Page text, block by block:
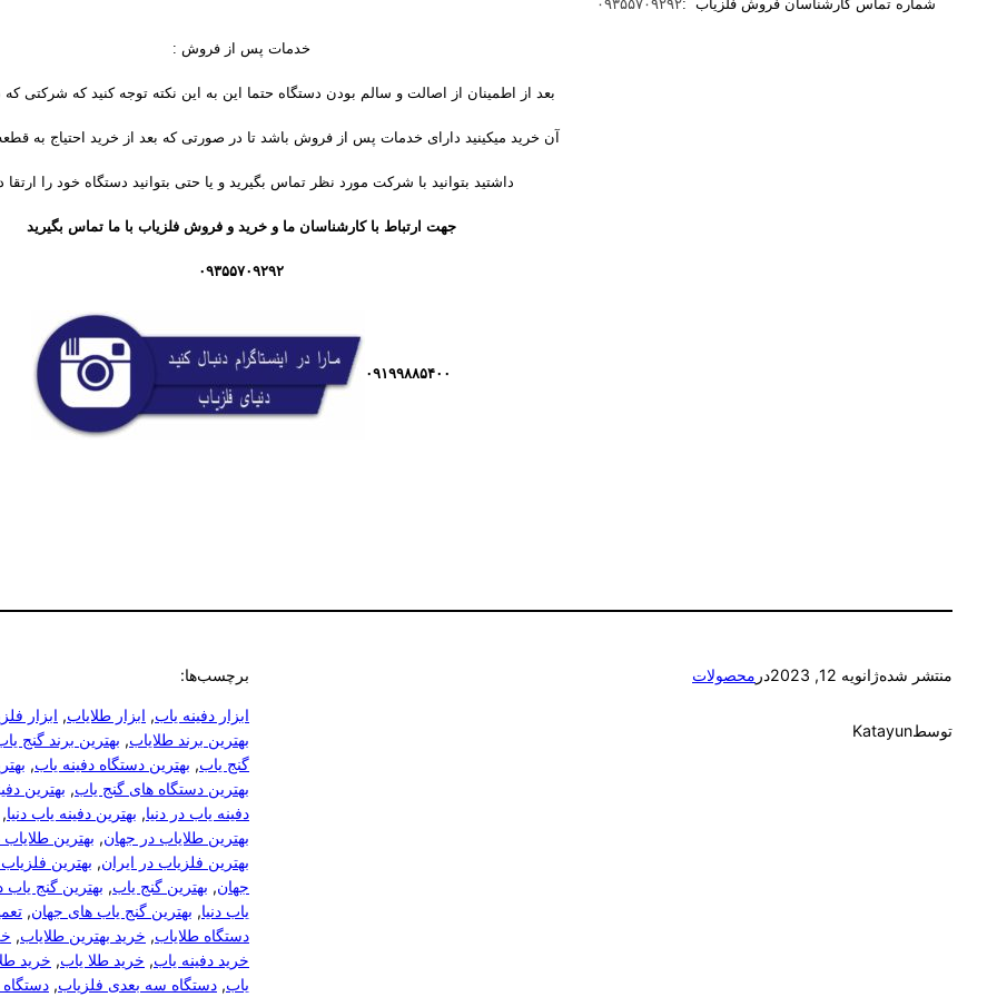
شماره تماس کارشناسان فروش فلزیاب :۰۹۳۵۵۷۰۹۲۹۲
خدمات پس از فروش :
بعد از اطمینان از اصالت و سالم بودن دستگاه حتما این به این نکته توجه کنید که شرکتی که
آن خرید میکینید دارای خدمات پس از فروش باشد تا در صورتی که بعد از خرید احتیاج به
داشتید بتوانید با شرکت مورد نظر تماس بگیرید و یا حتی بتوانید دستگاه خود را ارتقا
جهت ارتباط با کارشناسان ما و خرید و فروش فلزیاب با ما تماس بگیرید
۰۹۳۵۵۷۰۹۲۹۲
۰۹۱۹۹۸۸۵۴۰۰
منتشر شدهژانویه 12, 2023 در محصولات
توسطKatayun
برچسب‌ها:
ابزار دفینه یاب, ابزار طلایاب, ابزار
بهترین برند طلایاب, بهترین برند گنج
گنج یاب, بهترین دستگاه دفینه یاب,
بهترین دستگاه های گنج یاب, بهترین
دفینه یاب در دنیا, بهترین دفینه یاب دنیا,
بهترین طلایاب در جهان, بهترین طلایاب
بهترین فلزیاب در ایران, بهترین
جهان, بهترین گنج یاب, بهترین گنج یاب
یاب دنیا, بهترین گنج یاب های جهان,
دستگاه طلایاب, خرید بهترین طلایاب,
خرید دفینه یاب, خرید طلا یاب, خرید
یاب, دستگاه سه بعدی فلزیاب, دستگاه